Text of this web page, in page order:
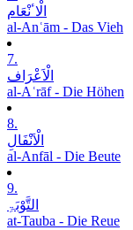
الْاٴنْعَام
al-Anʿām - Das Vieh
7.
الْاَعْرَاف
al-Aʿrāf - Die Höhen
8.
الْاَنْفَالِ
al-Anfāl - Die Beute
9.
التَّوْبَۃِ
at-Tauba - Die Reue